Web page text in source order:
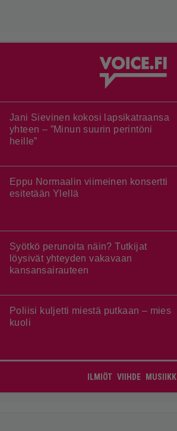
Jani Sievinen kokosi lapsikatraansa
yhteen – ”Minun suurin perintöni
heille”
Eppu Normaalin viimeinen konsertti
esitetään Ylellä
Syötkö perunoita näin? Tutkijat
löysivät yhteyden vakavaan
kansansairauteen
Poliisi kuljetti miestä putkaan – mies
kuoli
ILMIÖT VIIHDE MUSIIKKI